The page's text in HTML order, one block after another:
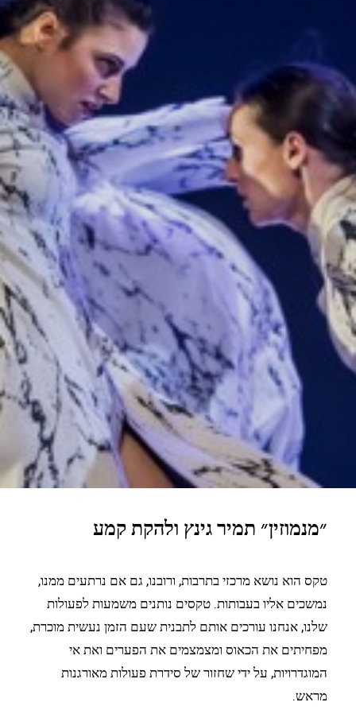
״מנמוזין״ תמיר גינץ ולהקת קמע
טקס הוא נושא מרכזי בתרבות, ורובנו, גם אם נרתעים ממנו,
נמשכים אליו בעבותות. טקסים נותנים משמעות לפעולות
שלנו, אנחנו עורכים אותם לתבנית שעם הזמן נעשית מוכרת,
מפחיתים את הכאוס ומצמצמים את הפערים ואת אי
המוגדרויות, על ידי שחזור של סידרת פעולות מאורגנות
מראש.